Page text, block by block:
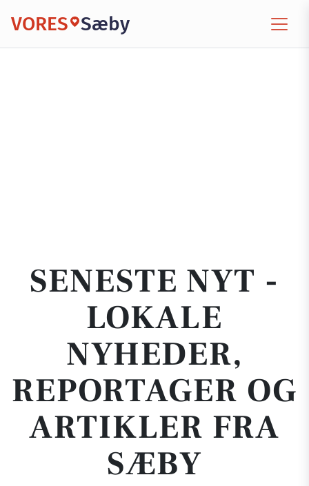
VORES Sæby
SENESTE NYT -
LOKALE
NYHEDER,
REPORTAGER OG
ARTIKLER FRA
SÆBY